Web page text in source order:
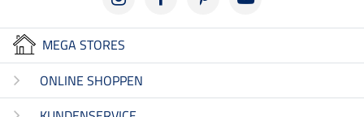
MEGA STORES
ONLINE SHOPPEN